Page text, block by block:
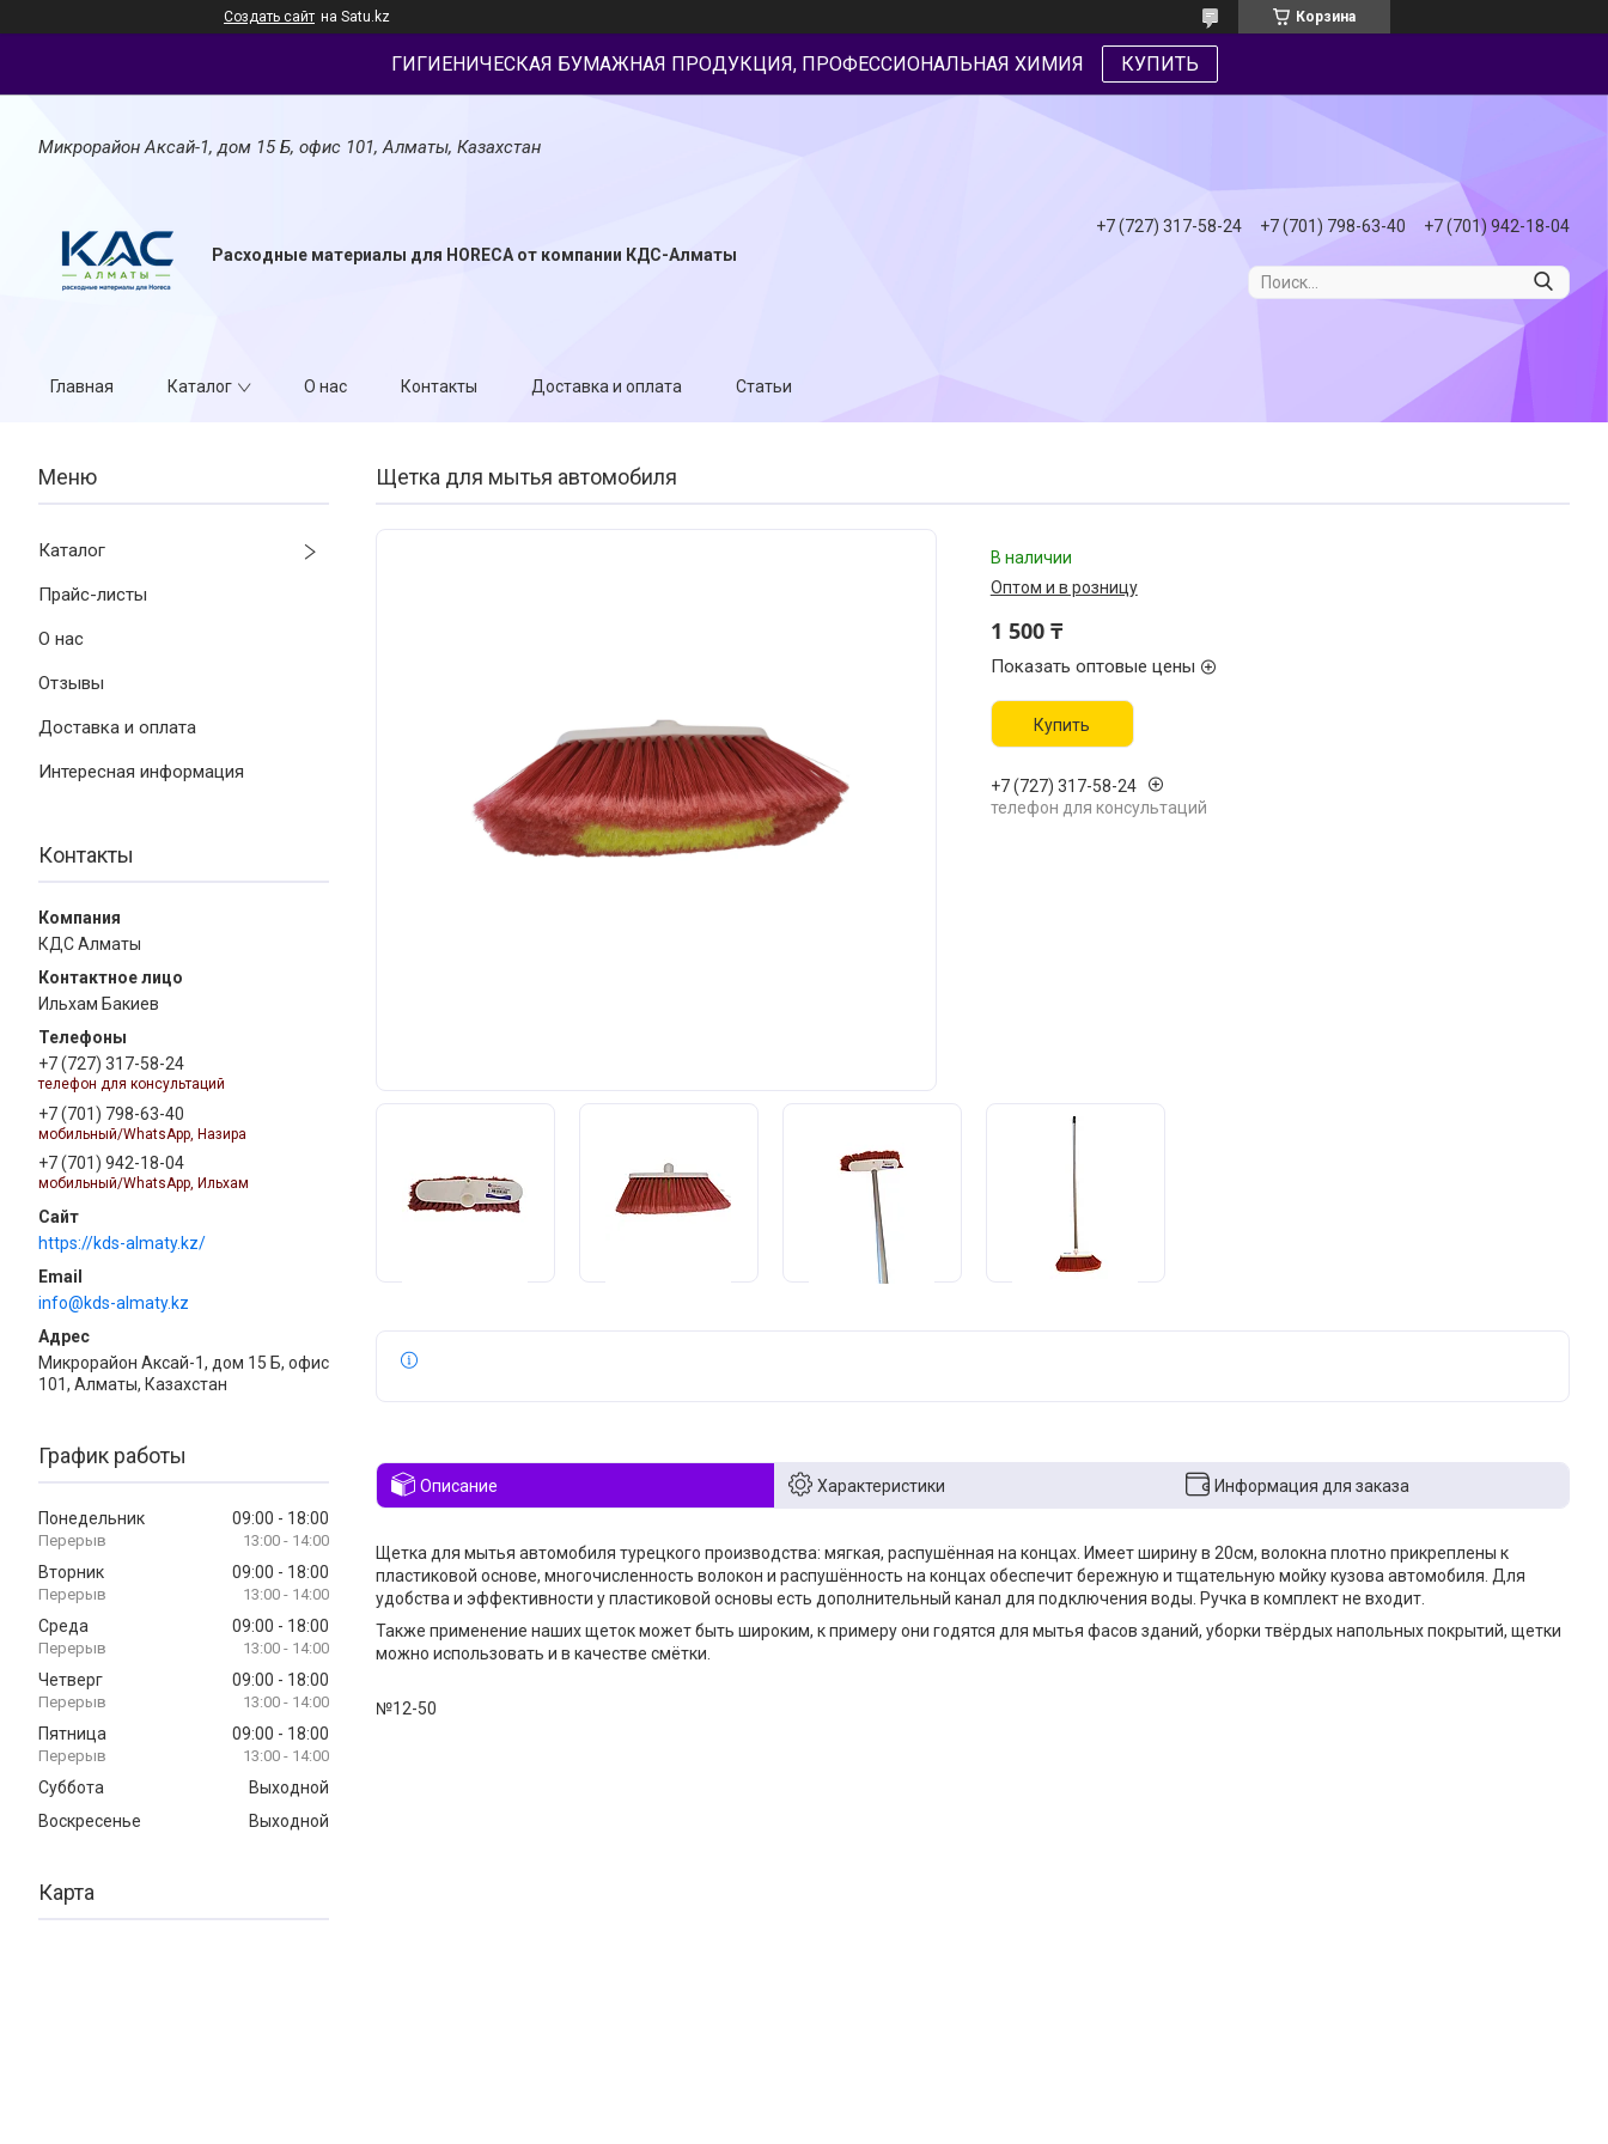
Создать сайт на Satu.kz Корзина
ГИГИЕНИЧЕСКАЯ БУМАЖНАЯ ПРОДУКЦИЯ, ПРОФЕССИОНАЛЬНАЯ ХИМИЯ КУПИТЬ
Микрорайон Аксай-1, дом 15 Б, офис 101, Алматы, Казахстан
Расходные материалы для HORECA от компании КДС-Алматы
+7 (727) 317-58-24 +7 (701) 798-63-40 +7 (701) 942-18-04
Главная Каталог О нас Контакты Доставка и оплата Статьи
Каталог
Прайс-листы
О нас
Отзывы
Доставка и оплата
Интересная информация
Контакты
КДС Алматы
Ильхам Бакиев
+7 (727) 317-58-24
телефон для консультаций
+7 (701) 798-63-40
мобильный/WhatsApp, Назира
+7 (701) 942-18-04
мобильный/WhatsApp, Ильхам
https://kds-almaty.kz/
info@kds-almaty.kz
Микрорайон Аксай-1, дом 15 Б, офис
101, Алматы, Казахстан
График работы
Понедельник 09:00 18:00
13:00 14:00
Вторник 09:00 18:00
13:00 14:00
Среда 09:00 18:00
13:00 14:00
Четверг 09:00 18:00
13:00 14:00
Пятница 09:00 18:00
13:00 14:00
Суббота
Выходной
Воскресенье
Выходной
Карта
Щетка для мытья автомобиля
В наличии
Оптом и в розницу
1 500 ₸
Показать оптовые цены
Купить
+7 (727) 317-58-24
телефон для консультаций
Описание Характеристики Информация для заказа
Щетка для мытья автомобиля турецкого производства: мягкая, распушённая на концах. Имеет ширину в 20см, волокна плотно прикреплены к
пластиковой основе, многочисленность волокон и распушённость на концах обеспечит бережную и тщательную мойку кузова автомобиля. Для
удобства и эффективности у пластиковой основы есть дополнительный канал для подключения воды. Ручка в комплект не входит.
Также применение наших щеток может быть широким, к примеру они годятся для мытья фасов зданий, уборки твёрдых напольных покрытий, щетки
можно использовать и в качестве смётки.
№12-50